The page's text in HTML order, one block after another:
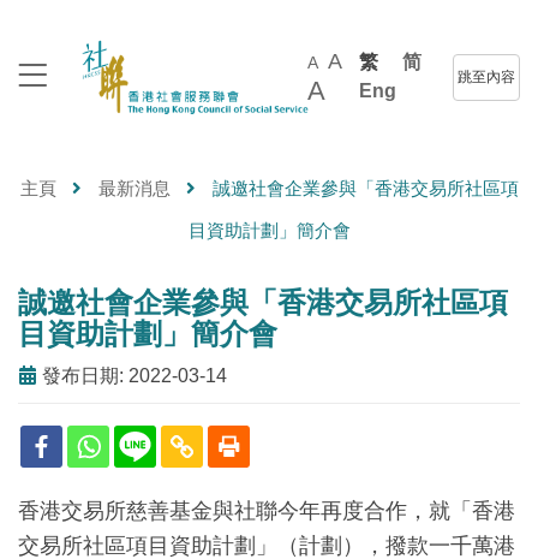
A A
A
繁
简
Eng
跳至內容
主頁 最新消息 誠邀社會企業參與「香港交易所社區項
目資助計劃」簡介會
誠邀社會企業參與「香港交易所社區項
目資助計劃」簡介會
發布日期: 2022-03-14
香港交易所慈善基金與社聯今年再度合作，就「香港
交易所社區項目資助計劃」（計劃），撥款一千萬港